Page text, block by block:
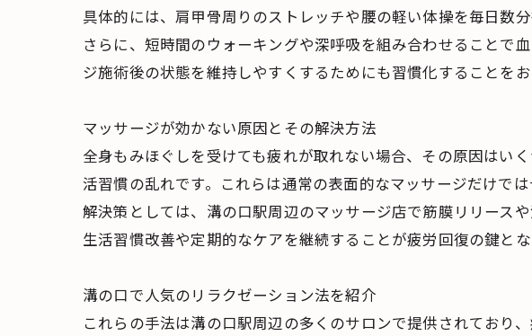
具体的には、肩甲骨周りのストレッチや腰の軽い体操を毎日数分
さらに、短時間のウォーキングや深呼吸を組み合わせることで
ジ施術後の状態を維持しやすくするためにも習慣化することをお
マッサージが効かない原因とその解決方法
全身もみほぐしを受けても疲れが取れない場合、その原因はい
活習慣の乱れです。これらは通常の表面的なマッサージだけで
解決策としては、溝の口駅周辺のマッサージ店で筋膜リリース
生活習慣改善や定期的なケアを継続することが疲労回復の鍵とな
溝の口で人気のリラクゼーション法を紹介
これらの手法は溝の口駅周辺の多くのサロンで提供されており